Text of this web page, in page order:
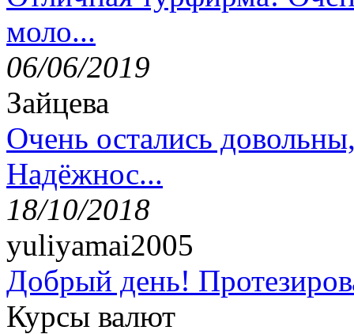
моло...
06/06/2019
Зайцева
Очень остались
Надёжнос...
18/10/2018
yuliyamai2005
Добрый день!
Курсы валют